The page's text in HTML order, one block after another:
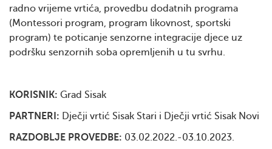
radno vrijeme vrtića, provedbu dodatnih programa
(Montessori program, program likovnost, sportski
program) te poticanje senzorne integracije djece uz
podršku senzornih soba opremljenih u tu svrhu.
KORISNIK: Grad Sisak
PARTNERI: Dječji vrtić Sisak Stari i Dječji vrtić Sisak Novi
RAZDOBLJE PROVEDBE: 03.02.2022.-03.10.2023.